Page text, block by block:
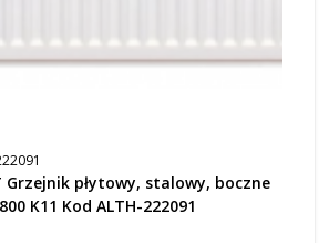
Grzejnik płytowy, stalowy, boczne
K11 Kod ALTH-222091